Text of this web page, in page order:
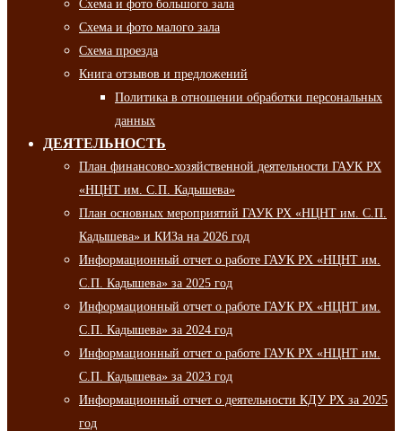
Схема и фото большого зала
Схема и фото малого зала
Схема проезда
Книга отзывов и предложений
Политика в отношении обработки персональных
данных
ДЕЯТЕЛЬНОСТЬ
План финансово-хозяйственной деятельности ГАУК РХ
«НЦНТ им. С.П. Кадышева»
План основных мероприятий ГАУК РХ «НЦНТ им. С.П.
Кадышева» и КИЗа на 2026 год
Информационный отчет о работе ГАУК РХ «НЦНТ им.
С.П. Кадышева» за 2025 год
Информационный отчет о работе ГАУК РХ «НЦНТ им.
С.П. Кадышева» за 2024 год
Информационный отчет о работе ГАУК РХ «НЦНТ им.
С.П. Кадышева» за 2023 год
Информационный отчет о деятельности КДУ РХ за 2025
год